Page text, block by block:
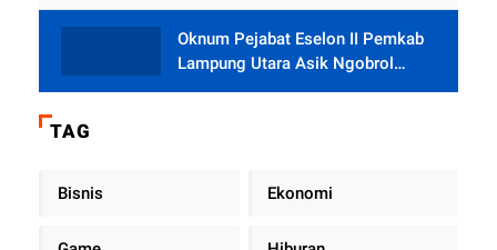
Oknum Pejabat Eselon II Pemkab
Lampung Utara Asik Ngobrol
Dengan Teman Kencan Wanitanya
TAG
Bisnis Ekonomi